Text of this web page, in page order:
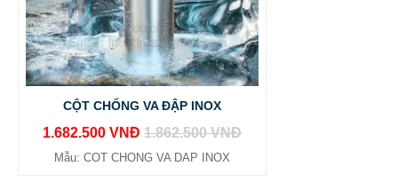
CỘT CHỐNG VA ĐẬP INOX
1.682.500 VNĐ 1.862.500 VNĐ
Mẫu: COT CHONG VA DAP INOX